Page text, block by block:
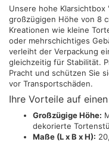
Unsere hohe
großzügigen Höhe von 8
Kreationen wie kleine
oder mehrschichtiges
verleiht der Verpackung
gleichzeitig für Stabilität.
Pracht und schützen Sie
vor Transportschäden.
Ihre Vorteile auf
Großzügige Höhe:
dekorierte
Maße (L x B x H):